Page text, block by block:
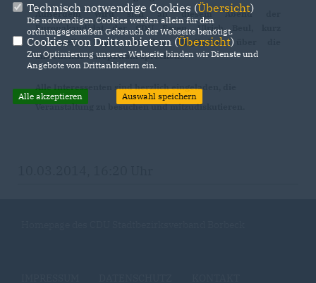
Außerdem wird sich an diesem Abend der
Europakandidat der CDU Essen, Ulrich Beul, kurz
vorzustellen und mit den Mitgliedern über die
anstehende Europawahl sprechen.
Alle Interessenten sind herzlich eingeladen, die
Veranstaltung zu besuchen und mitzudiskutieren.
Technisch notwendige Cookies (Übersicht)
Die notwendigen Cookies werden allein für den
ordnungsgemäßen Gebrauch der Webseite benötigt.
Cookies von Drittanbietern (Übersicht)
Zur Optimierung unserer Webseite binden wir Dienste und
Angebote von Drittanbietern ein.
Alle akzeptieren Auswahl speichern